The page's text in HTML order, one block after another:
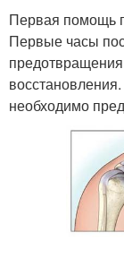
Первая помощь
Первые часы
необходимо